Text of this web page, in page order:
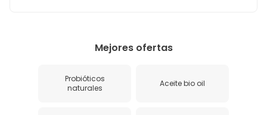
Mejores ofertas
Probióticos
naturales
Aceite bio oil